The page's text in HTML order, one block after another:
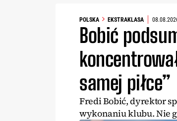
POLSKA EKSTRAKLASA
Bobić
samej piłce”
Fredi Bobić, dyrektor
wykonaniu klubu. Nie